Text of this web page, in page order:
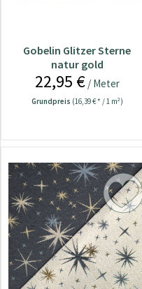
Gobelin Glitzer Sterne
natur gold
22,95 €/ Meter
Grundpreis (16,39 € * / 1 m²)